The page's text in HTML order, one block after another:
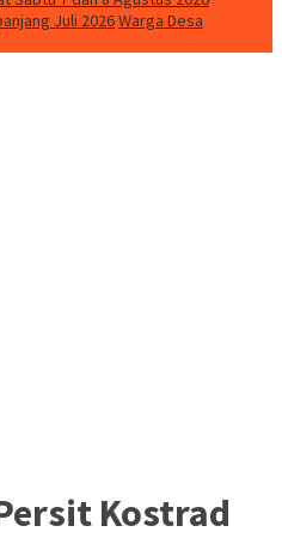
Juli 2026Warga Desa
Kostrad